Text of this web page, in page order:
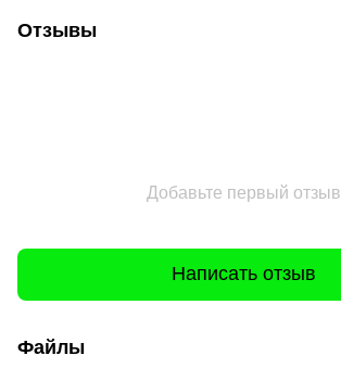
Отзывы
Добавьте первый отзыв
Написать отзыв
Файлы